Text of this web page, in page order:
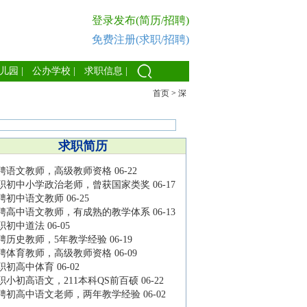
登录发布(简历/招聘)
免费注册(求职/招聘)
园 公办学校 求职信息
首页 > 深
求职简历
语文教师，高级教师资格 06-22
初中小学政治老师，曾获国家类奖 06-17
初中语文教师 06-25
高中语文教师，有成熟的教学体系 06-13
初中道法 06-05
历史教师，5年教学经验 06-19
体育教师，高级教师资格 06-09
初高中体育 06-02
小初高语文，211本科QS前百硕 06-22
初高中语文老师，两年教学经验 06-02